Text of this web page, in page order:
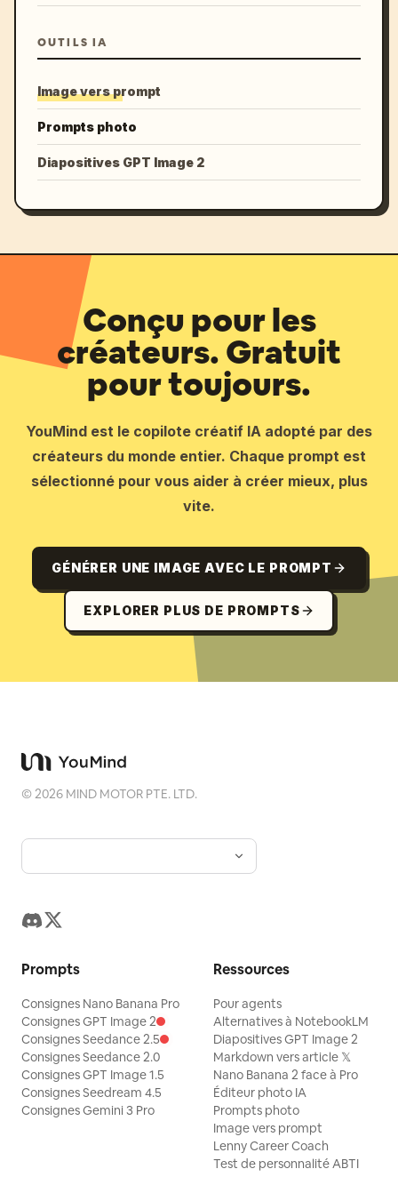
OUTILS IA
Image vers prompt
Prompts photo
Diapositives GPT Image 2
Conçu pour les
créateurs. Gratuit
pour toujours.
YouMind est le copilote créatif IA adopté par des
créateurs du monde entier. Chaque prompt est
sélectionné pour vous aider à créer mieux, plus
vite.
GÉNÉRER UNE IMAGE AVEC LE PROMPT
EXPLORER PLUS DE PROMPTS
©2026 MIND MOTOR PTE. LTD.
Prompts
Consignes Nano Banana Pro
Consignes GPT Image 2
Consignes Seedance 2.5
Consignes Seedance 2.0
Consignes GPT Image 1.5
Consignes Seedream 4.5
Consignes Gemini 3 Pro
Ressources
Pour agents
Alternatives à NotebookLM
Diapositives GPT Image 2
Markdown vers article 𝕏
Nano Banana 2 face à Pro
Éditeur photo IA
Prompts photo
Image vers prompt
Lenny Career Coach
Test de personnalité ABTI